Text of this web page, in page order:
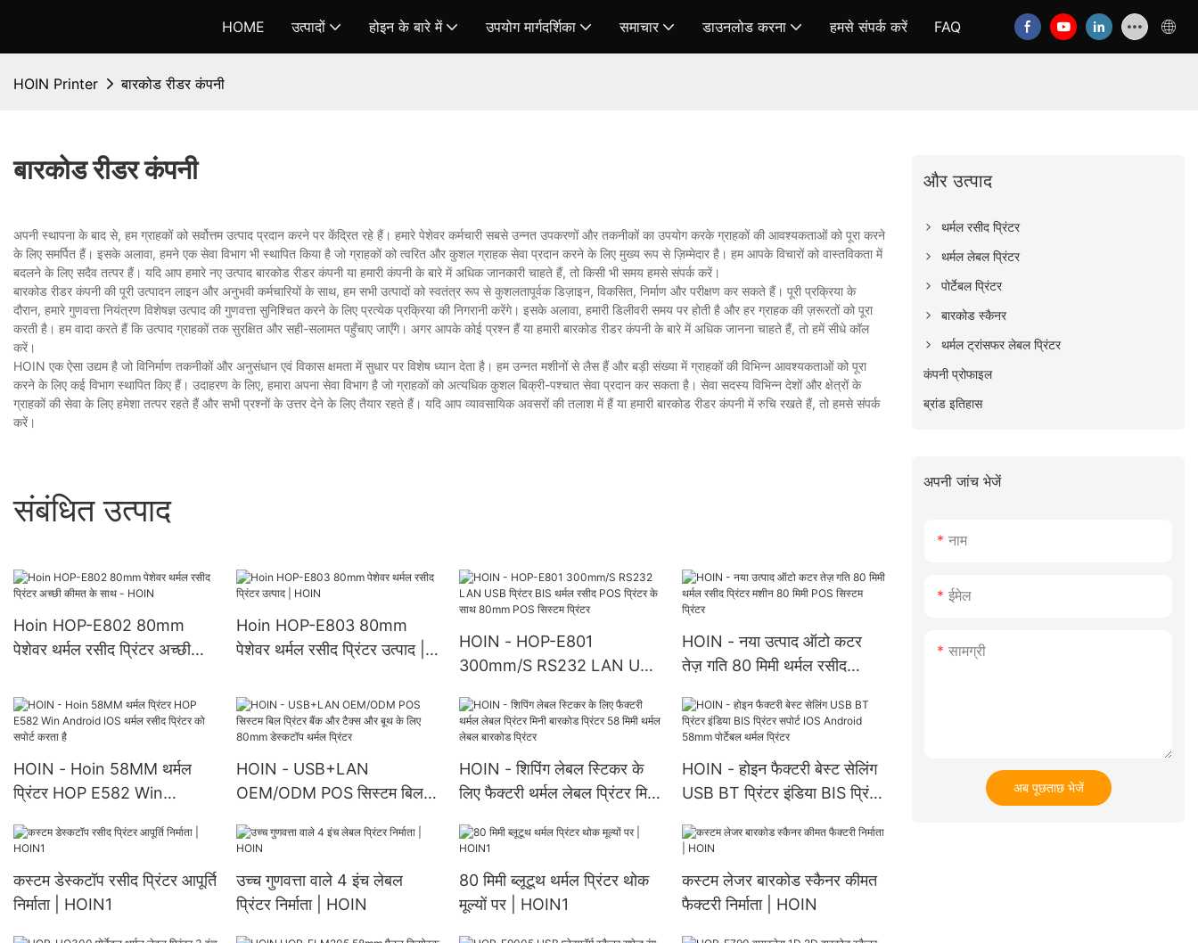
HOME उत्पादों होइन के बारे में उपयोग मार्गदर्शिका समाचार डाउनलोड करना हमसे संपर्क करें FAQ
HOIN Printer बारकोड रीडर कंपनी
बारकोड रीडर कंपनी
अपनी स्थापना के बाद से, हम ग्राहकों को सर्वोत्तम उत्पाद प्रदान करने पर केंद्रित रहे हैं। हमारे पेशेवर कर्मचारी सबसे उन्नत उपकरणों और तकनीकों का उपयोग करके ग्राहकों की आवश्यकताओं को पूरा करने
के लिए समर्पित हैं। इसके अलावा, हमने एक सेवा विभाग भी स्थापित किया है जो ग्राहकों को त्वरित और कुशल ग्राहक सेवा प्रदान करने के लिए मुख्य रूप से ज़िम्मेदार है। हम आपके विचारों को वास्तविकता में
बदलने के लिए सदैव तत्पर हैं। यदि आप हमारे नए उत्पाद बारकोड रीडर कंपनी या हमारी कंपनी के बारे में अधिक जानकारी चाहते हैं, तो किसी भी समय हमसे संपर्क करें।
बारकोड रीडर कंपनी की पूरी उत्पादन लाइन और अनुभवी कर्मचारियों के साथ, हम सभी उत्पादों को स्वतंत्र रूप से कुशलतापूर्वक डिज़ाइन, विकसित, निर्माण और परीक्षण कर सकते हैं। पूरी प्रक्रिया के
दौरान, हमारे गुणवत्ता नियंत्रण विशेषज्ञ उत्पाद की गुणवत्ता सुनिश्चित करने के लिए प्रत्येक प्रक्रिया की निगरानी करेंगे। इसके अलावा, हमारी डिलीवरी समय पर होती है और हर ग्राहक की ज़रूरतों को पूरा
करती है। हम वादा करते हैं कि उत्पाद ग्राहकों तक सुरक्षित और सही-सलामत पहुँचाए जाएँगे। अगर आपके कोई प्रश्न हैं या हमारी बारकोड रीडर कंपनी के बारे में अधिक जानना चाहते हैं, तो हमें सीधे कॉल
करें।
HOIN एक ऐसा उद्यम है जो विनिर्माण तकनीकों और अनुसंधान एवं विकास क्षमता में सुधार पर विशेष ध्यान देता है। हम उन्नत मशीनों से लैस हैं और बड़ी संख्या में ग्राहकों की विभिन्न आवश्यकताओं को पूरा
करने के लिए कई विभाग स्थापित किए हैं। उदाहरण के लिए, हमारा अपना सेवा विभाग है जो ग्राहकों को अत्यधिक कुशल बिक्री-पश्चात सेवा प्रदान कर सकता है। सेवा सदस्य विभिन्न देशों और क्षेत्रों के
ग्राहकों की सेवा के लिए हमेशा तत्पर रहते हैं और सभी प्रश्नों के उत्तर देने के लिए तैयार रहते हैं। यदि आप व्यावसायिक अवसरों की तलाश में हैं या हमारी बारकोड रीडर कंपनी में रुचि रखते हैं, तो हमसे संपर्क
करें।
संबंधित उत्पाद
Hoin HOP-E802 80mm
पेशेवर थर्मल रसीद प्रिंटर अच्छी
Hoin HOP-E803 80mm
पेशेवर थर्मल रसीद प्रिंटर उत्पाद |
HOIN - HOP-E801
300mm/S RS232 LAN USB
प्रिंटर के साथ 80mm POS
सिस्टम प्रिंटर
HOIN - नया उत्पाद ऑटो कटर
तेज़ गति 80 मिमी थर्मल रसीद
प्रिंटर
HOIN - Hoin 58MM थर्मल
प्रिंटर HOP E582 Win
को सपोर्ट करता है
HOIN - USB+LAN
OEM/ODM POS सिस्टम बिल
लिए 80mm डेस्कटॉप थर्मल प्रिंटर
HOIN - शिपिंग लेबल स्टिकर के
लिए फैक्टरी थर्मल लेबल प्रिंटर मिनी
बारकोड प्रिंटर
HOIN - होइन फैक्टरी बेस्ट सेलिंग
USB BT प्रिंटर इंडिया BIS प्रिंटर
पोर्टेबल थर्मल प्रिंटर
कस्टम डेस्कटॉप रसीद प्रिंटर आपूर्ति
निर्माता | HOIN1
उच्च गुणवत्ता वाले 4 इंच लेबल
प्रिंटर निर्माता | HOIN
80 मिमी ब्लूटूथ थर्मल प्रिंटर थोक
मूल्यों पर | HOIN1
कस्टम लेजर बारकोड स्कैनर कीमत
फैक्टरी निर्माता | HOIN
और उत्पाद
थर्मल रसीद प्रिंटर
थर्मल लेबल प्रिंटर
पोर्टेबल प्रिंटर
बारकोड स्कैनर
थर्मल ट्रांसफर लेबल प्रिंटर
कंपनी प्रोफाइल
ब्रांड इतिहास
अपनी जांच भेजें
नाम
ईमेल
सामग्री
अब पूछताछ भेजें